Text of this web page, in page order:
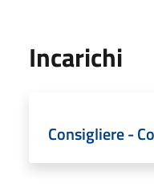
Incarichi
Consigliere -